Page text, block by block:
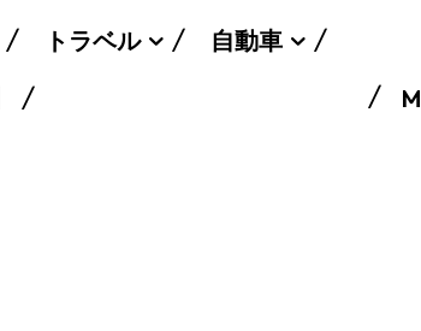
トラベル
自動車